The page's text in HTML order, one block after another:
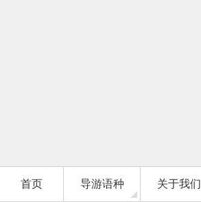
首页 导游语种 关于我们